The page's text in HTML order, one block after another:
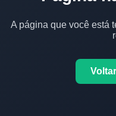
A página que você está